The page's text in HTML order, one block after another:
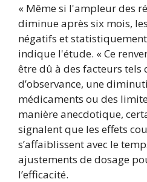
« Même si l'ampleur des
diminue après six mois,
négatifs et
indique l'étude. « Ce
être dû à des facteurs tels
d’observance, une
médicaments ou des
manière anecdotique,
signalent que les effets
s’affaiblissent avec le
ajustements de dosage
l’efficacité.